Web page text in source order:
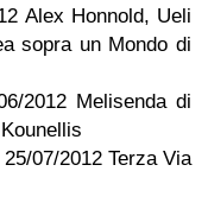
Honnold, Ueli
sopra un Mondo di
Melisenda di
25/07/2012 Terza Via